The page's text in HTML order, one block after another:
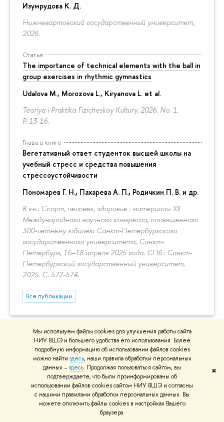
Мы используем файлы cookies для улучшения работы сайта
НИУ ВШЭ и большего удобства его использования. Более
подробную информацию об использовании файлов cookies
можно найти здесь, наши правила обработки персональных
данных –здесь. Продолжая пользоваться сайтом, вы
подтверждаете, что были проинформированы об
использовании файлов cookies сайтом НИУ ВШЭ и согласны
с нашими правилами обработки персональных данных. Вы
можете отключить файлы cookies в настройках Вашего
браузера.
✖
Изумрудова К. Д.
Нижневартовский государственный университет,
2026.
Статья
The importance of technical elements with the ball in
group exercises in rhythmic gymnastics
Udalova M., Morozova L., Kiryanova L. et al.
Teoriya i Praktika Fizicheskoy Kultury. 2026. No. 1.
P. 13-16.
Глава в книге
Вегетативный ответ студенток высшей школы на
учебный стресс и средства повышения
стрессоустойчивости
Пономарев Г. Н., Пахарева А. П., Родичкин П. В. и др.
В кн.: Спорт, человек, здоровье : материалы XII
Международного научного конгресса, посвященного
300-летнему юбилею Санкт-Петербургского
государственного университета, Санкт-
Петербург, 16–18 апреля 2025 года. СПб.: Санкт-
Петербургский государственный университет,
2025. С. 572-574.
Все публикации
КОНТАКТЫ
Санкт-Петербург, ул.Кантемировская дом 3. корп.1
литера А ( ст.м. "Лесная")
Телефон: 8 (812) 644-59-11 *61540